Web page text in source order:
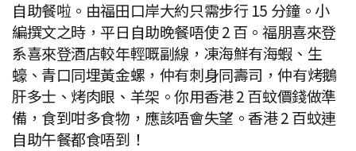
自助餐啦。由福田口岸大約只需步行 15 分鐘。小
編撰文之時，平日自助晚餐唔使 2 百。福朋喜來登
系喜來登酒店較年輕嘅副線，凍海鮮有海蝦、生
蠔、青口同埋黃金螺，仲有刺身同壽司，仲有烤鵝
肝多士、烤肉眼、羊架。你用香港 2 百蚊價錢做準
備，食到咁多食物，應該唔會失望。香港 2 百蚊連
自助午餐都食唔到！